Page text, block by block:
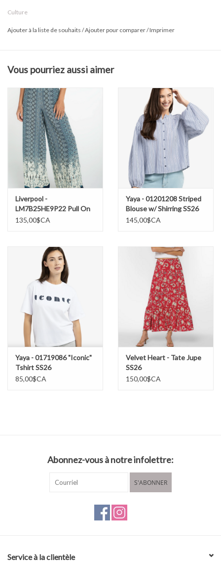
65 % Coton
33 % Nylon
2 % Élasthanne
Laver à l’eau froide
Suspendre pour sécher
Culture
Ajouter à la liste de souhaits /Ajouter pour comparer/Imprimer
Vous pourriez aussi aimer
Liverpool -
LM7B25HE9P22 Pull On
Palazzo Pantalon SS26
135,00$CA
Yaya - 01201208 Striped
Blouse w/ Shirring SS26
145,00$CA
Yaya - 01719086 "Iconic"
Tshirt SS26
85,00$CA
Velvet Heart - Tate Jupe
SS26
150,00$CA
Abonnez-vous à notre infolettre:
S'ABONNER
Service à la clientèle